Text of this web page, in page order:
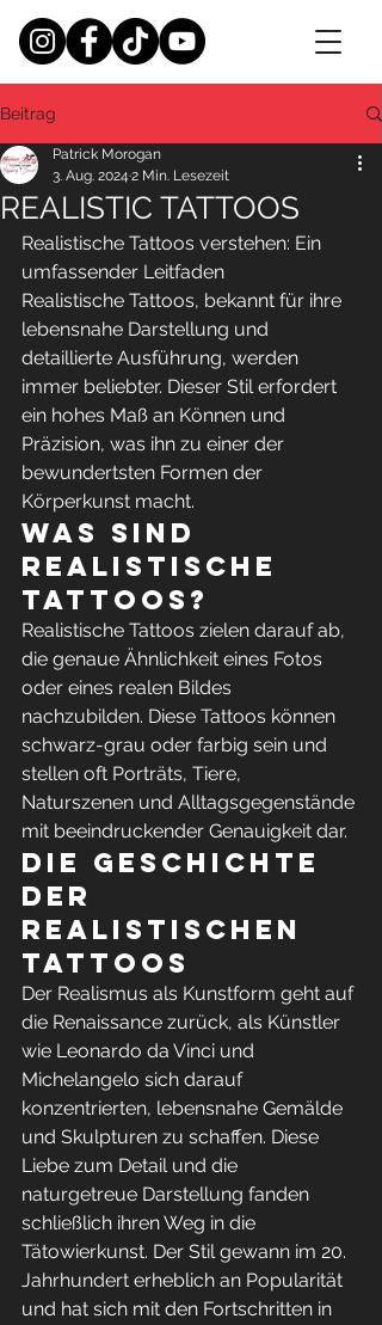
Beitrag
REALISTIC TATTOOS
Patrick Morogan
3. Aug. 2024 2 Min. Lesezeit
Realistische Tattoos verstehen: Ein
umfassender Leitfaden
Realistische Tattoos, bekannt für ihre
lebensnahe Darstellung und
detaillierte Ausführung, werden
immer beliebter. Dieser Stil erfordert
ein hohes Maß an Können und
Präzision, was ihn zu einer der
bewundertsten Formen der
Körperkunst macht.
Was sind
realistische
Tattoos?
Realistische Tattoos zielen darauf ab,
die genaue Ähnlichkeit eines Fotos
oder eines realen Bildes
nachzubilden. Diese Tattoos können
schwarz-grau oder farbig sein und
stellen oft Porträts, Tiere,
Naturszenen und Alltagsgegenstände
mit beeindruckender Genauigkeit dar.
Die Geschichte
der
realistischen
Tattoos
Der Realismus als Kunstform geht auf
die Renaissance zurück, als Künstler
wie Leonardo da Vinci und
Michelangelo sich darauf
konzentrierten, lebensnahe Gemälde
und Skulpturen zu schaffen. Diese
Liebe zum Detail und die
naturgetreue Darstellung fanden
schließlich ihren Weg in die
Tätowierkunst. Der Stil gewann im 20.
Jahrhundert erheblich an Popularität
und hat sich mit den Fortschritten in